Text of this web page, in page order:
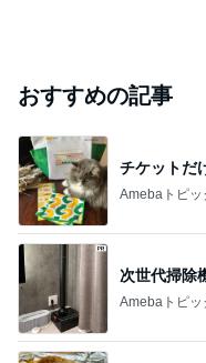
おすすめの記事
チケットだ
Amebaトピッ
次世代掃除
Amebaトピッ